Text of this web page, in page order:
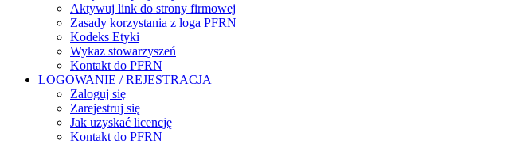
Aktywuj link do strony firmowej
Zasady korzystania z loga PFRN
Kodeks Etyki
Wykaz stowarzyszeń
Kontakt do PFRN
LOGOWANIE / REJESTRACJA
Zaloguj się
Zarejestruj się
Jak uzyskać licencję
Kontakt do PFRN